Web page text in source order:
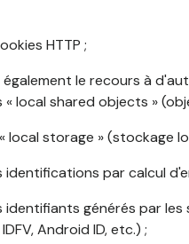
HTTP ;
également le recours à
« local shared objects »
local storage » (stockage
identifications par calcul
identifiants générés par
IDFV, Android ID, etc.) ;